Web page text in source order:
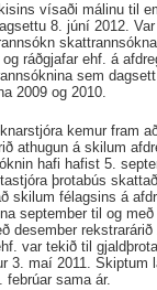
vísaði málinu til
8. júní 2012.
ráðgjafar ehf. á
sem
2009 og 2010.
kemur fram
athugun á skilum
hafi hafist 5.
þrotabús
skilum félagsins á
september til og
desember
var tekið til
3. maí 2011. Skiptum
febrúar sama ár.